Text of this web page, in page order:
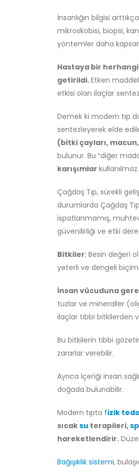
İnsanlığın bilgisi
mikroskobisi, biopsi,
yöntemler daha
Hastaya bir
getirildi.Etken
etkisi olan ilaçlar
Demek ki modern tıp
sentezleyerek elde
(bitki çayları,
bulunur. Bu “diğer
karışımlar
Çağdaş Tıp, sürekli
durumlarda Çağdaş
ispatlanmamış,
güvenilirliği ve etki
Bitkiler; Besin değeri
yeterli ve dengeli
İnsan vücuduna
tuzlar ve mineraller
ilaçlar tıbbi bitkilerden
Bu bitkilerin tıbbi
zararlar verebilir.
Ayrıca İçeriği insan
doğada bulunabilir.
Modern tıpta fizik
sıcaksu terapileri,
hareketlendirir.
Bağışıklık sistemi,